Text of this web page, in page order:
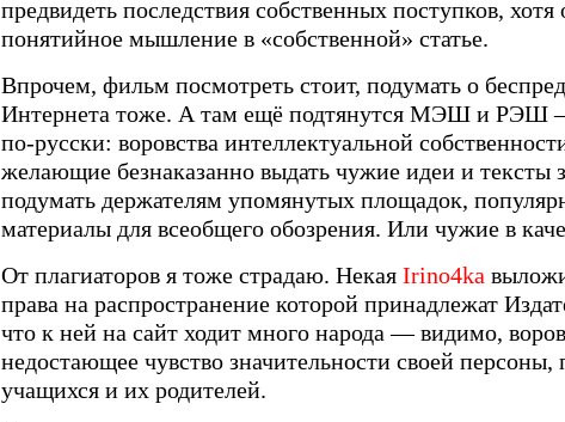
предвидеть последствия собственных поступков,
понятийное мышление в «собственной» статье.
Впрочем, фильм посмотреть стоит, подумать о
Интернета тоже. А там ещё подтянутся МЭШ и РЭШ
по-русски: воровства интеллектуальной
желающие безнаказанно выдать чужие идеи и тексты
подумать держателям упомянутых площадок,
материалы для всеобщего обозрения. Или чужие в
От плагиаторов я тоже страдаю. НекаяIrino4ka
права на распространение которой принадлежат
что к ней на сайт ходит много народа — видимо,
недостающее чувство значительности своей персоны,
учащихся и их родителей.